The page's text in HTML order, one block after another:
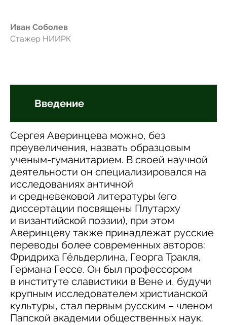
Иван Соболев
Стажер НИИРК
Введение
Сергея Аверинцева можно, без
преувеличения, назвать образцовым
ученым-гуманитарием. В своей научной
деятельности он специализировался на
исследованиях античной
и средневековой литературы (его
диссертации посвящены Плутарху
и византийской поэзии), при этом
Аверинцеву также принадлежат русские
переводы более современных авторов:
Фридриха Гёльдерлина, Георга Тракля,
Германа Гессе. Он был профессором
в институте славистики в Вене и, будучи
крупным исследователем христианской
культуры, стал первым русским – членом
Папской академии общественных наук.